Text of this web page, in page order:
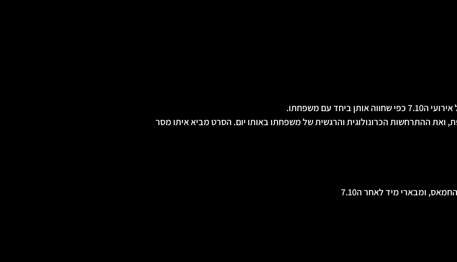
עם משפחתו.
ההתרחשות הכרונולוגית והרגשית של משפחתו באותו יום. הסרט מביא איתו מסר
ומבארי מיד לאחר ה7.10